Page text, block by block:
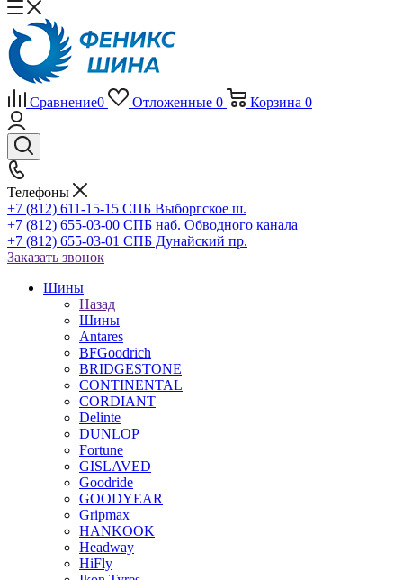
Сравнение0 Отложенные 0 Корзина 0
Телефоны
+7 (812) 611-15-15 СПБ Выборгское ш.
+7 (812) 655-03-00 СПБ наб. Обводного канала
+7 (812) 655-03-01 СПБ Дунайский пр.
Заказать звонок
Шины
Назад
Шины
Antares
BFGoodrich
BRIDGESTONE
CONTINENTAL
CORDIANT
Delinte
DUNLOP
Fortune
GISLAVED
Goodride
GOODYEAR
Gripmax
HANKOOK
Headway
HiFly